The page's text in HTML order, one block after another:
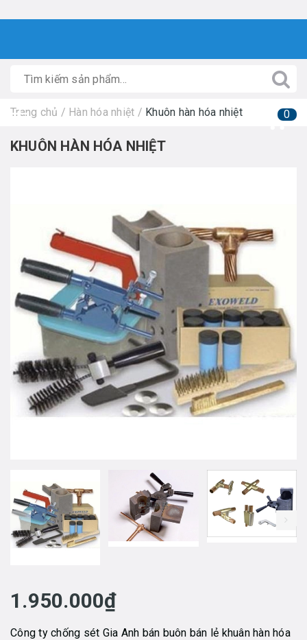
0
Trang chủ / Hàn hóa nhiệt / Khuôn hàn hóa nhiệt
KHUÔN HÀN HÓA NHIỆT
prev
1.950.000₫
Công ty chống sét Gia Anh bán buôn bán lẻ khuân hàn hóa